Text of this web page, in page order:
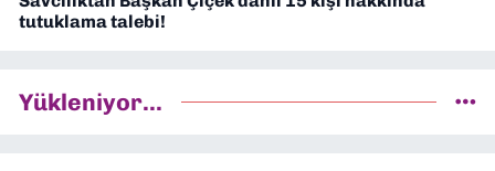
tutuklama talebi!
Yükleniyor...